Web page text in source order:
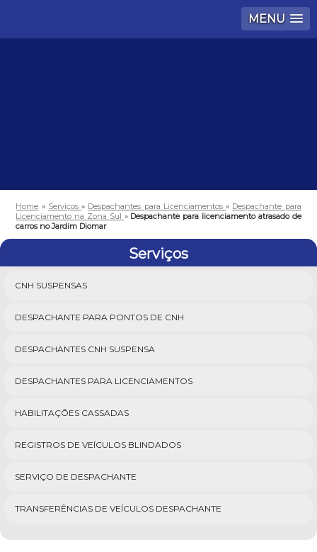
MENU
Home » Serviços» Despachantes para Licenciamentos» Despachante para
Licenciamento na Zona Sul » Despachante para licenciamento atrasado de
carros no Jardim Diomar
Serviços
CNH SUSPENSAS
DESPACHANTE PARA PONTOS DE CNH
DESPACHANTES CNH SUSPENSA
DESPACHANTES PARA LICENCIAMENTOS
HABILITAÇÕES CASSADAS
REGISTROS DE VEÍCULOS BLINDADOS
SERVIÇO DE DESPACHANTE
TRANSFERÊNCIAS DE VEÍCULOS DESPACHANTE